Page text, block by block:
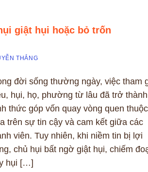
giật hụi hoặc bỏ trốn
THẮNG
đời sống thường ngày, việc tham
hụi, họ, phường từ lâu đã trở thành
thức góp vốn quay vòng quen
trên sự tin cậy và cam kết giữa các
viên. Tuy nhiên, khi niềm tin bị lợi
chủ hụi bất ngờ giật hụi, chiếm
hụi […]